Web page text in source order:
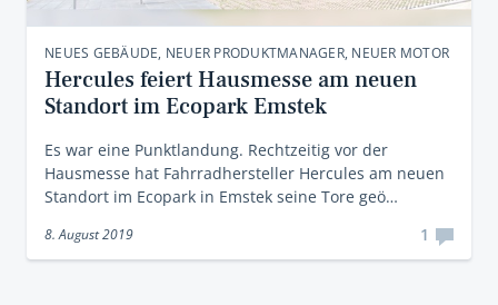
NEUES GEBÄUDE, NEUER PRODUKTMANAGER, NEUER MOTOR
Hercules feiert Hausmesse am neuen
Standort im Ecopark Emstek
Es war eine Punktlandung. Rechtzeitig vor der
Hausmesse hat Fahrradhersteller Hercules am neuen
Standort im Ecopark in Emstek seine Tore geö…
8. August 2019 1